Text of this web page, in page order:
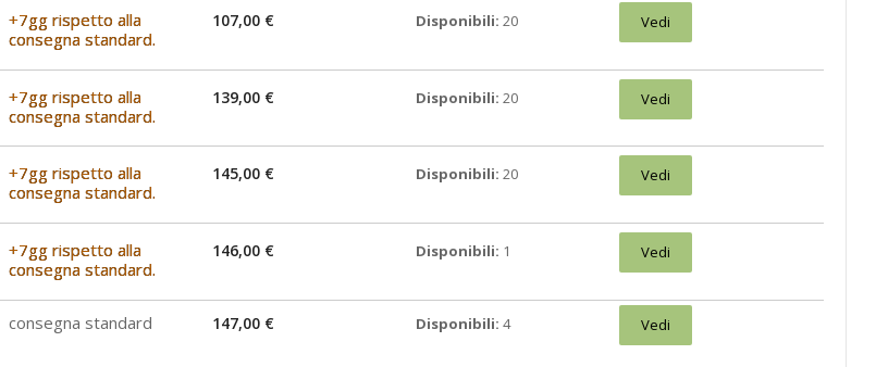
+7gg rispetto alla
consegna standard.
107,00 € Disponibili: 20 Vedi
+7gg rispetto alla
consegna standard.
139,00 € Disponibili: 20 Vedi
+7gg rispetto alla
consegna standard.
145,00 € Disponibili: 20 Vedi
+7gg rispetto alla
consegna standard.
146,00 € Disponibili: 1 Vedi
consegna standard 147,00 € Disponibili: 4 Vedi